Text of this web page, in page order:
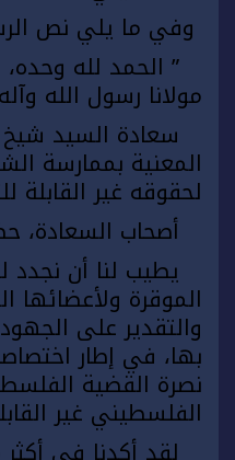
وفي ما يلي نص
” الحمد لله
مولانا رسول الله
سعادة السيد شيخ
المعنية بممارسة
لحقوقه غير القابلة
أصحاب السعادة،
يطيب لنا أن نجدد
الموقرة ولأعضائها
والتقدير على
بها، في إطار
نصرة القضية
الفلسطيني غير